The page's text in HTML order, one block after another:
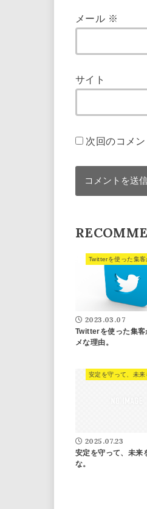
メール ※
サイト
次回のコメ
2023.03.07
Twitterを使った集客
メな理由。
2025.07.23
安定を守って、未来
な。